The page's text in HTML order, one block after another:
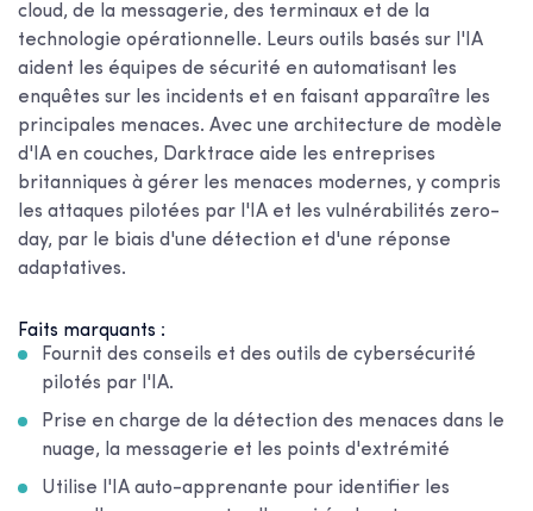
cloud, de la messagerie, des terminaux et de la
technologie opérationnelle. Leurs outils basés sur l'IA
aident les équipes de sécurité en automatisant les
enquêtes sur les incidents et en faisant apparaître les
principales menaces. Avec une architecture de modèle
d'IA en couches, Darktrace aide les entreprises
britanniques à gérer les menaces modernes, y compris
les attaques pilotées par l'IA et les vulnérabilités zero-
day, par le biais d'une détection et d'une réponse
adaptatives.
Faits marquants :
Fournit des conseils et des outils de cybersécurité
pilotés par l'IA.
Prise en charge de la détection des menaces dans le
nuage, la messagerie et les points d'extrémité
Utilise l'IA auto-apprenante pour identifier les